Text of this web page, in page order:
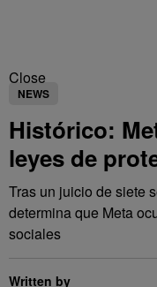
Close
NEWS
Histórico:
leyes de
Tras un juicio de siete
determina que Meta
sociales
Written by